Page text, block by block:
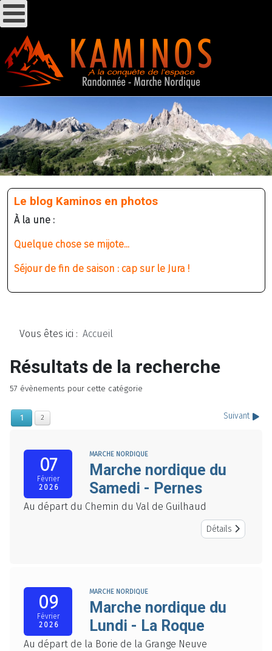
Le blog Kaminos en photos
À la une :
Quelque chose se mijote...
Séjour de fin de saison : cap sur le Jura !
Vous êtes ici : Accueil
Résultats de la recherche
57 évènements pour cette catégorie
1 2 Suivant
07
Février
2026
MARCHE NORDIQUE
Marche nordique du
Samedi - Pernes
Au départ du Chemin du Val de Guilhaud
Détails
09
Février
2026
MARCHE NORDIQUE
Marche nordique du
Lundi - La Roque
Au départ de la Borie de la Grange Neuve